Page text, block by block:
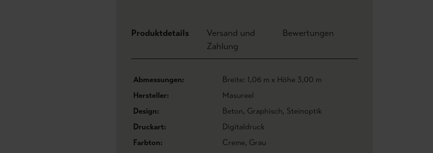
Produktdetails
Versand und
Zahlung
Bewertungen
Abmessungen:
Breite: 1,06 m x Höhe 3,00 m
Hersteller:
Masureel
Design:
Beton, Graphisch, Steinoptik
Druckart:
Digitaldruck
Farbton:
Creme, Grau